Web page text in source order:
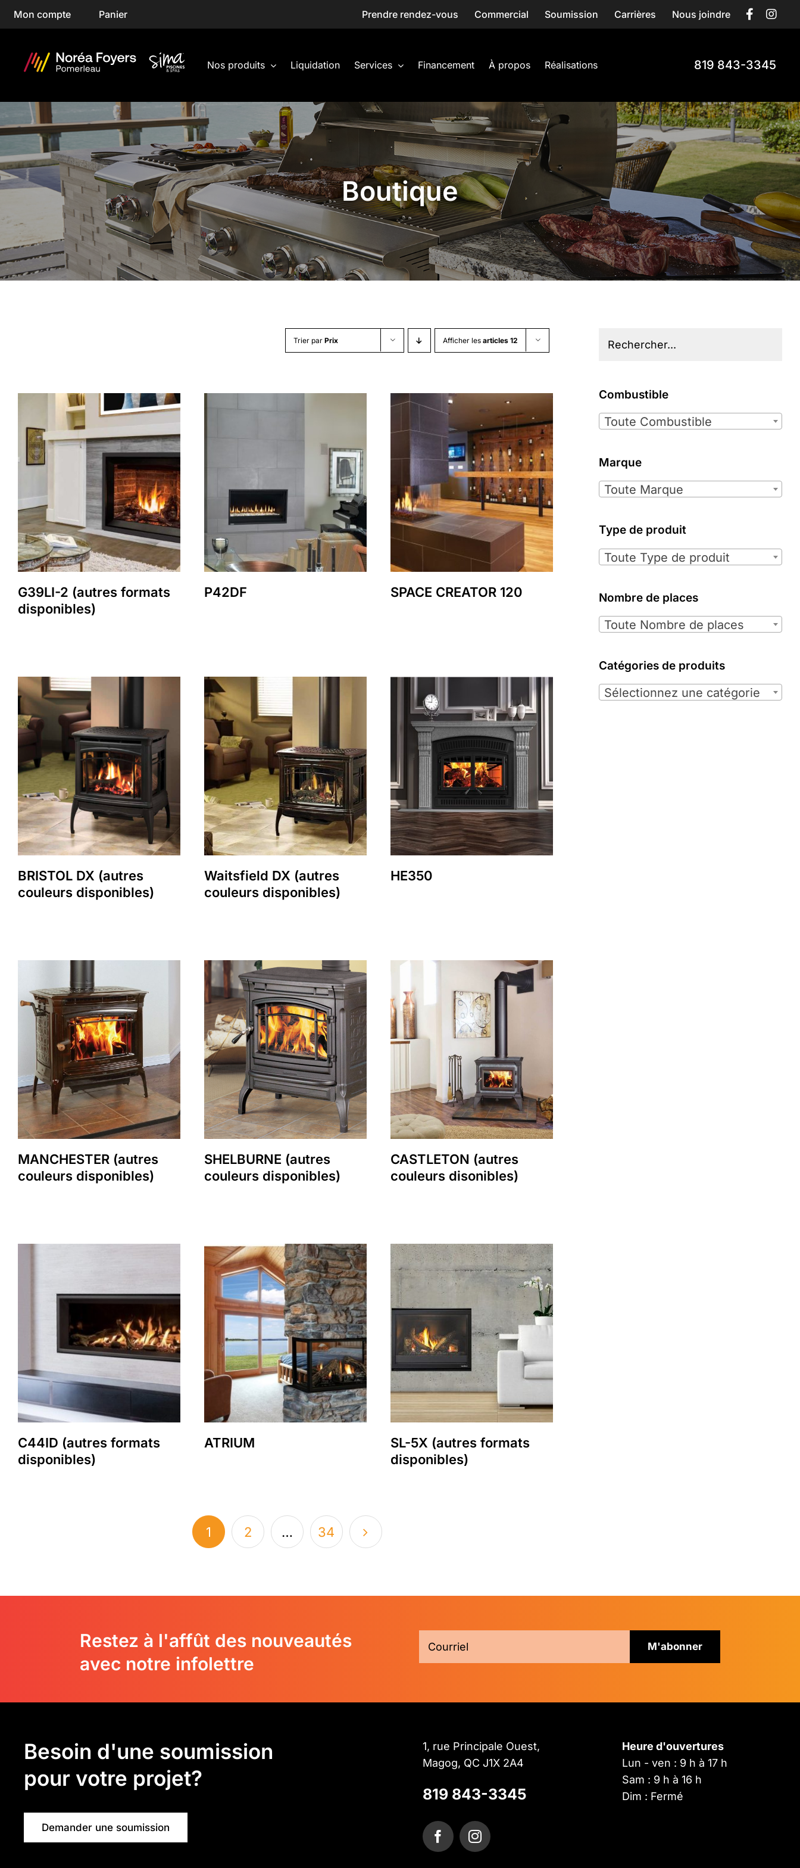
Skip
to
Mon compte Panier Prendre rendez-vous Commercial Soumission Carrières Nous joindre
Nos produits Liquidation Services Financement À propos Réalisations 819 843-3345
Boutique
Trier par Prix Afficher les articles 12
G39LI-2 (autres formats
disponibles)
P42DF SPACE CREATOR 120
BRISTOL DX (autres
couleurs disponibles)
Waitsfield DX (autres
couleurs disponibles)
HE350
MANCHESTER (autres
couleurs disponibles)
SHELBURNE (autres
couleurs disponibles)
CASTLETON (autres
couleurs disonibles)
C44ID (autres formats
disponibles)
ATRIUM
SL-5X (autres formats
disponibles)
1 2 … 34
Combustible
Toute Combustible
Marque
Toute Marque
Type de produit
Toute Type de produit
Nombre de places
Toute Nombre de places
Catégories de produits
Sélectionnez une catégorie
Restez à l'affût des nouveautés
avec notre infolettre
Besoin d'une soumission
pour votre projet?
Demander une soumission
1, rue Principale Ouest,
Magog, QC J1X 2A4
819 843-3345
Heure d'ouvertures
Lun - ven : 9 h à 17 h
Sam : 9 h à 16 h
Dim : Fermé